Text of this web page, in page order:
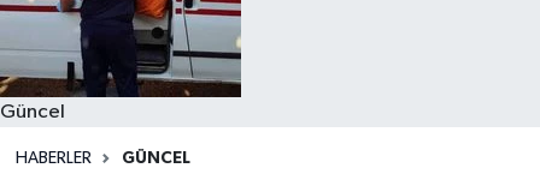
Güncel
HABERLER GÜNCEL
Tüm Manşetler
Son Dakika Haberleri
Haber Arşivi